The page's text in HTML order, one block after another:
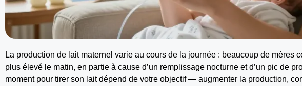
La production de lait maternel varie au cours de la journée : beaucoup de mères
plus élevé le matin, en partie à cause d’un remplissage nocturne et d’un pic de
moment pour tirer son lait dépend de votre objectif — augmenter la production,